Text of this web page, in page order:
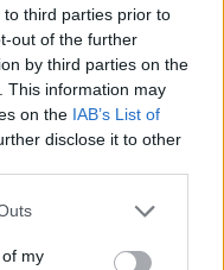
third parties prior to
out of the further
by third parties on the
This information may
on the IAB’s List of
disclose it to other
one or more Google
You may click to
my
35
η